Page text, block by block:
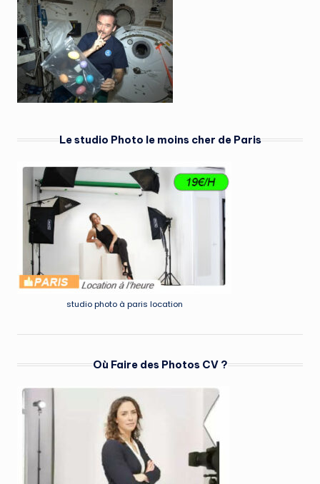
Le studio Photo le moins cher de Paris
studio photo à paris location
Où Faire des Photos CV ?